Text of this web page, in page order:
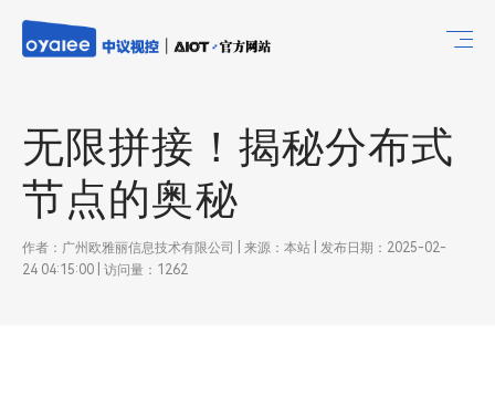
无限拼接！揭秘分布式
节点的奥秘
作者：广州欧雅丽信息技术有限公司 | 来源：本站 | 发布日期：2025-02-
24 04:15:00 | 访问量：1262